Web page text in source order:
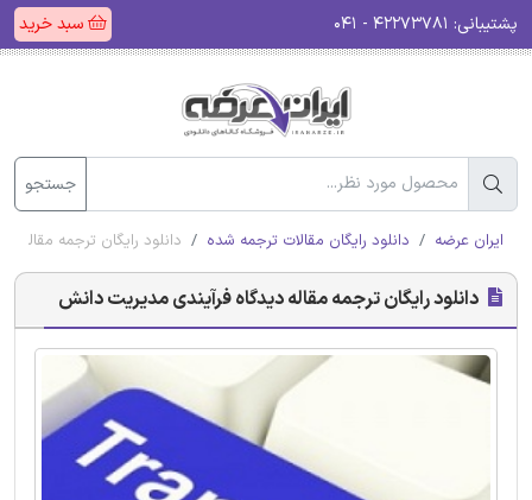
پشتیبانی: سبد خرید
جستجو
ایران عرضه دانلود رایگان مقالات ترجمه شده دانلود رایگان ترجمه مقاله
دانلود رایگان ترجمه مقاله دیدگاه فرآیندی مدیریت دانش